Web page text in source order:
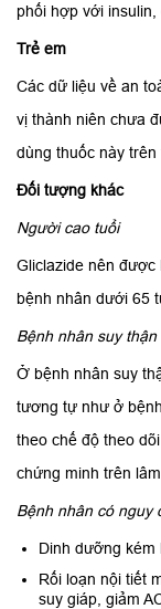
phối hợp với insulin,
Trẻ em
Các dữ liệu về an
vị thành niên chưa
dùng thuốc này trên
Đối tượng khác
Người cao tuổi
Gliclazide nên
bệnh nhân dưới 65
Bệnh nhân suy thận
Ở bệnh nhân suy
tương tự như ở
theo chế độ theo
chứng minh trên lâm
Bệnh nhân có nguy
Dinh dưỡng kém
Rối loạn nội tiết
suy giáp, giảm